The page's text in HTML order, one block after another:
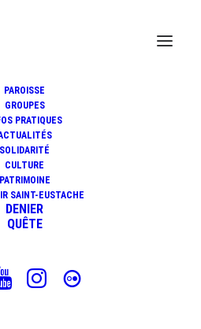
PAROISSE
GROUPES
PRATIQUES
SOLIDARITÉ
CULTURE
PATRIMOINE
SAINT-EUSTACHE
DENIER
QUÊTE
le plus
de tous les